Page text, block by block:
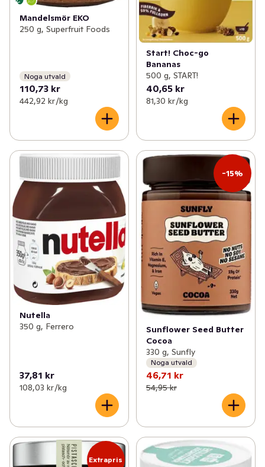
Mandelsmör EKO
250 g, Superfruit Foods
Noga utvald
110,73 kr
442,92 kr /kg
Start! Choc-go
Bananas
500 g, START!
40,65 kr
81,30 kr /kg
Nutella
350 g, Ferrero
37,81 kr
108,03 kr /kg
-15%
Sunflower Seed Butter
Cocoa
330 g, Sunfly
Noga utvald
46,71 kr
54,95 kr
Extrapris